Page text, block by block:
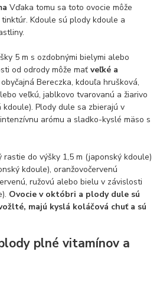
Vďaka tomu sa toto ovocie môže
Kdoule sú plody kdoule a
5 m s ozdobnými bielymi alebo
od odrody môže maťveľké a
Bereczka, kdouľa hrušková,
veľkú, jablkovo tvarovanú a žiarivo
Plody dule sa zbierajú v
arómu a sladko-kyslé mäso s
rastie do výšky 1,5 m (japonský kdoule)
kdoule), oranžovočervenú
ružovú alebo bielu v závislosti
Ovocie v októbri a plody dule sú
majú kyslá koláčová chuť a sú
plné vitamínov a